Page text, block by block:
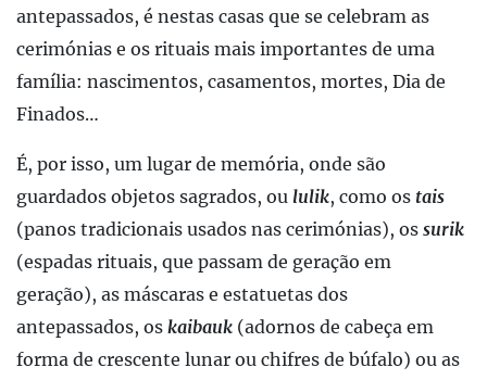
antepassados, é nestas casas que se celebram as
cerimónias e os rituais mais importantes de uma
família: nascimentos, casamentos, mortes, Dia de
Finados…
É, por isso, um lugar de memória, onde são
guardados objetos sagrados, ou lulik, como os tais
(panos tradicionais usados nas cerimónias), os surik
(espadas rituais, que passam de geração em
geração), as máscaras e estatuetas dos
antepassados, os kaibauk (adornos de cabeça em
forma de crescente lunar ou chifres de búfalo) ou as